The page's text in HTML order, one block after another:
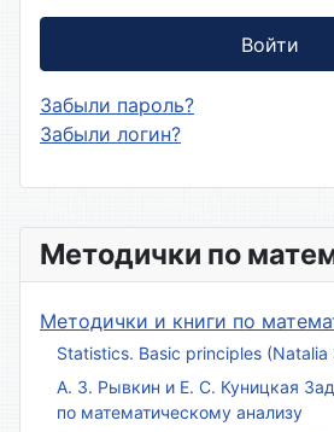
Методички по
Методички и книги по
Statistics. Basic principles (Natalia
А. З. Рывкин и Е. С. Куницкая
по математическому анализу
Войти
Забыли пароль?
Забыли логин?